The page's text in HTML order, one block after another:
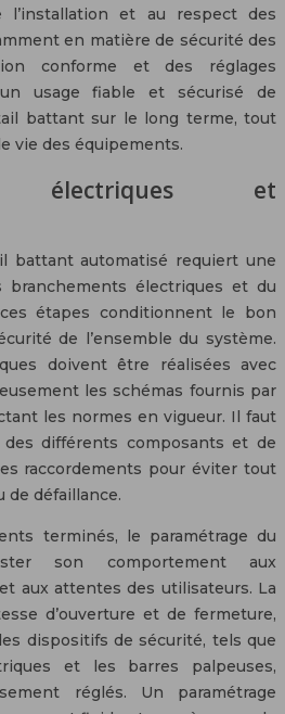
et au respect des
en matière de sécurité des
conforme et des réglages
usage fiable et sécurisé de
battant sur le long terme, tout
vie des équipements.
électriques et
battant automatisé requiert une
branchements électriques et du
étapes conditionnent le bon
de l’ensemble du système.
doivent être réalisées avec
les schémas fournis par
les normes en vigueur. Il faut
différents composants et de
raccordements pour éviter tout
de défaillance.
terminés, le paramétrage du
son comportement aux
aux attentes des utilisateurs. La
d’ouverture et de fermeture,
dispositifs de sécurité, tels que
et les barres palpeuses,
réglés. Un paramétrage